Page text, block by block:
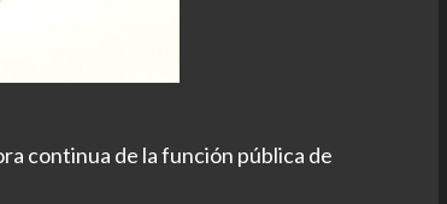
continua de la función pública de